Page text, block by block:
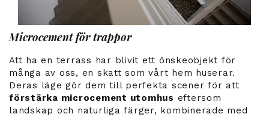
Microcement för trappor
Att ha en terrass har blivit ett önskeobjekt för
många av oss, en skatt som vårt hem huserar.
Deras läge gör dem till perfekta scener för att
förstärka microcement utomhus eftersom
landskap och naturliga färger, kombinerade med